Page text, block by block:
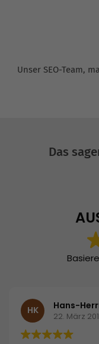
Unser SEO-Team,
Das
HK Hans-
22. März